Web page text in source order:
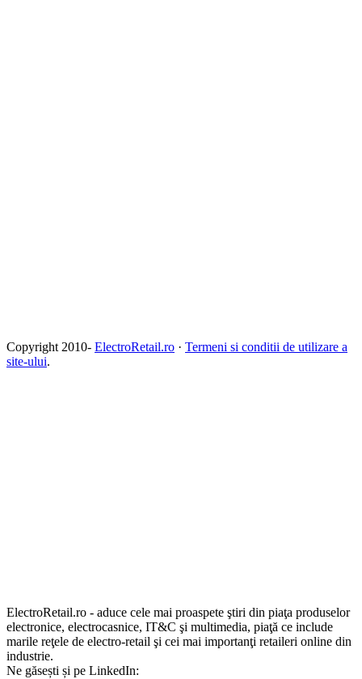
Copyright 2010- ElectroRetail.ro · Termeni si conditii de utilizare a
site-ului.
ElectroRetail.ro - aduce cele mai proaspete ştiri din piaţa produselor
electronice, electrocasnice, IT&C şi multimedia, piaţă ce include
marile reţele de electro-retail şi cei mai importanţi retaileri online din
industrie.
Ne găsești și pe LinkedIn: